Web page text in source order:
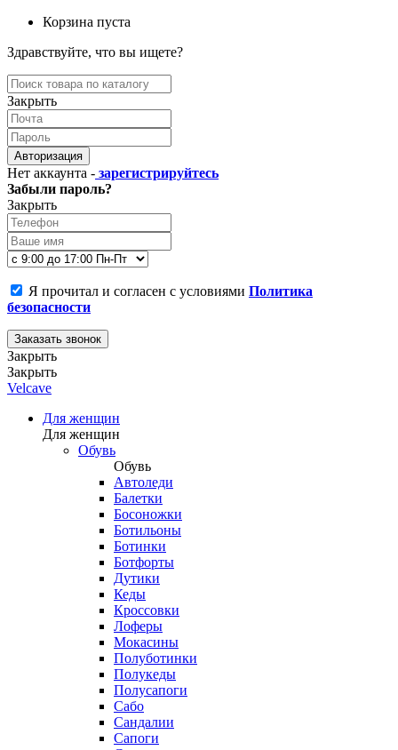
Корзина пуста
Здравствуйте, что вы ищете?
Закрыть
Авторизация
Нет аккаунта - зарегистрируйтесь
Забыли пароль?
Закрыть
Я прочитал и согласен с условиями Политика
безопасности
Заказать звонок
Закрыть
Закрыть
Velcave
Для женщин
Для женщин
Обувь
Обувь
Автоледи
Балетки
Босоножки
Ботильоны
Ботинки
Ботфорты
Дутики
Кеды
Кроссовки
Лоферы
Мокасины
Полуботинки
Полукеды
Полусапоги
Сабо
Сандалии
Сапоги